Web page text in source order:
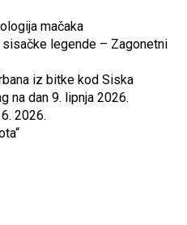
mačaka
legende – Zagonetni
iz bitke kod Siska
na dan 9. lipnja 2026.
2026.